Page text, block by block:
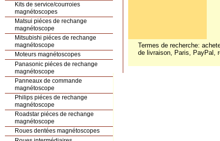
Kits de service/courroies
magnétoscopes
Matsui piéces de rechange
magnétoscope
Mitsubishi piéces de rechange
magnétoscope
Moteurs magnétoscopes
Panasonic piéces de rechange
magnétoscope
Panneaux de commande
magnétoscope
Philips piéces de rechange
magnétoscope
Roadstar piéces de rechange
magnétoscope
Roues dentées magnétoscopes
Termes de recherche:
de livraison, Paris, PayPal,